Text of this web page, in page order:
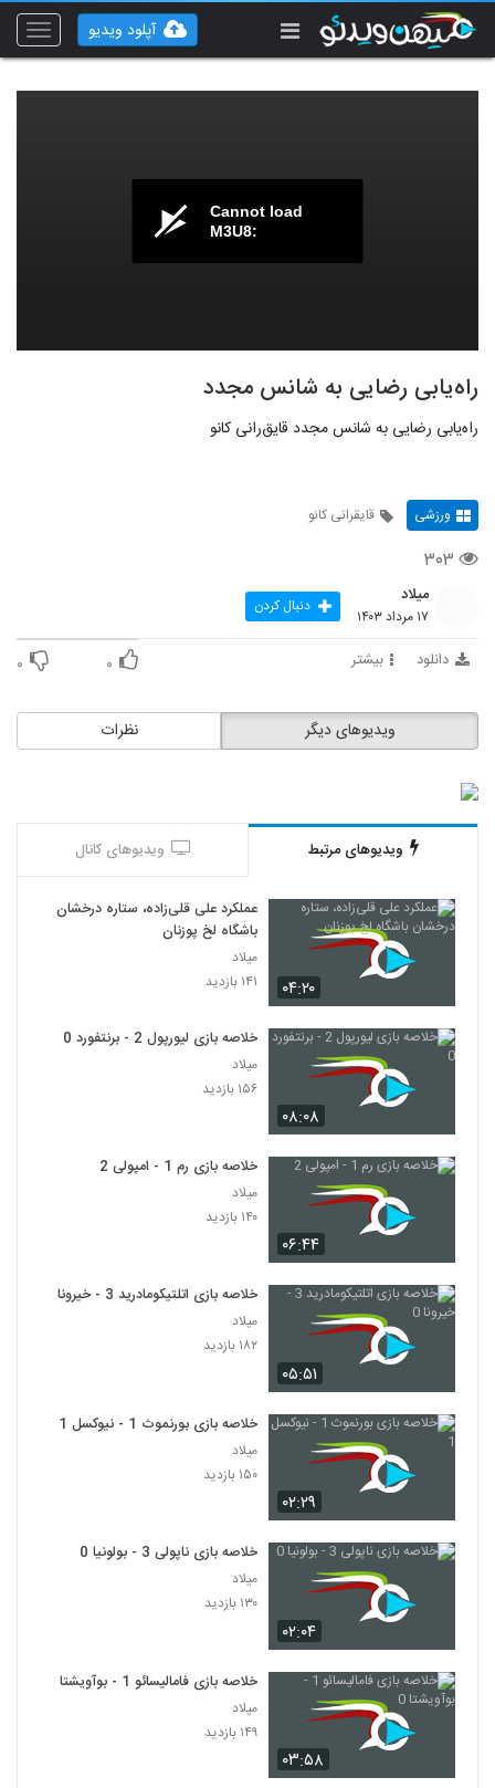
Toggle
آپلود ویدیو
Cannot load
M3U8:
راه‌یابی رضایی به شانس‌ مجدد
راه‌یابی رضایی به شانس‌ مجدد قایق‌‌رانی کانو
ورزشی قایقرانی کانو
۳۰۳
میلاد
۱۷ مرداد ۱۴۰۳ دنبال کردن
دانلود بیشتر ۰ ۰
نظرات ویدیوهای دیگر
ویدیوهای مرتبط ویدیوهای کانال
۰۴:۲۰
عملکرد علی قلی‌زاده، ستاره درخشان
باشگاه لخ پوزنان
میلاد
۱۴۱ بازدید
۰۸:۰۸
خلاصه بازی لیورپول 2 - برنتفورد 0
میلاد
۱۵۶ بازدید
۰۶:۴۴
خلاصه بازی رم 1 - امپولی 2
میلاد
۱۴۰ بازدید
۰۵:۵۱
خلاصه بازی اتلتیکومادرید 3 - خیرونا 0
میلاد
۱۸۲ بازدید
۰۲:۲۹
خلاصه بازی بورنموث 1 - نیوکسل 1
میلاد
۱۵۰ بازدید
۰۲:۰۴
خلاصه بازی ناپولی 3 - بولونیا 0
میلاد
۱۳۰ بازدید
۰۳:۵۸
خلاصه بازی فامالیسائو 1 - بوآویشتا 0
میلاد
۱۴۹ بازدید